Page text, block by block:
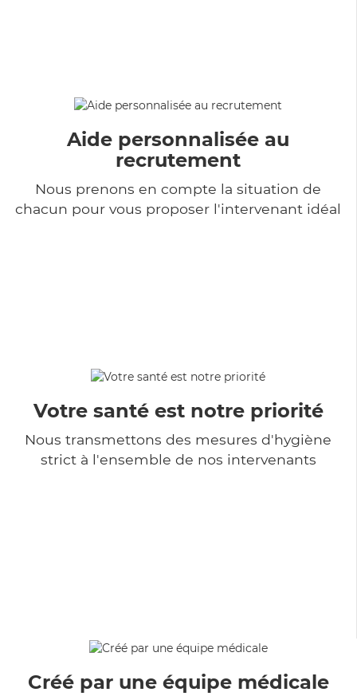
Aide personnalisée au
recrutement
Nous prenons en compte la situation de
chacun pour vous proposer l'intervenant idéal
Votre santé est notre priorité
Nous transmettons des mesures d'hygiène
strict à l'ensemble de nos intervenants
Créé par une équipe médicale